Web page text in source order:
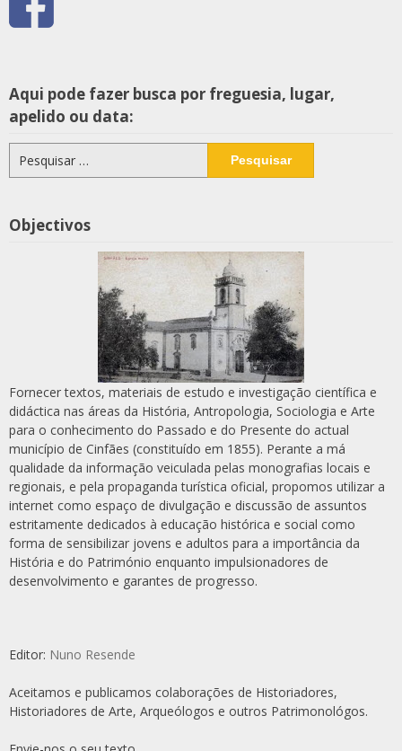
Aqui pode fazer busca por freguesia, lugar,
apelido ou data:
por:
Objectivos
Fornecer textos, materiais de estudo e investigação científica e
didáctica nas áreas da História, Antropologia, Sociologia e Arte
para o conhecimento do Passado e do Presente do actual
município de Cinfães (constituído em 1855). Perante a má
qualidade da informação veiculada pelas monografias locais e
regionais, e pela propaganda turística oficial, propomos utilizar a
internet como espaço de divulgação e discussão de assuntos
estritamente dedicados à educação histórica e social como
forma de sensibilizar jovens e adultos para a importância da
História e do Património enquanto impulsionadores de
desenvolvimento e garantes de progresso.
Editor: Nuno Resende
Aceitamos e publicamos colaborações de Historiadores,
Historiadores de Arte, Arqueólogos e outros Patrimonológos.